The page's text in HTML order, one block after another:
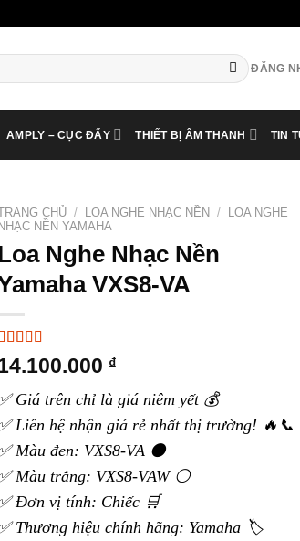
ĐĂNG
AMPLY – CỤC ĐẨY THIẾT BỊ ÂM THANH TIN
CHỦ / LOA NGHE NHẠC NỀN /
LOA NGHE
NHẠC NỀN YAMAHA
Nghe Nhạc Nền
VXS8-VA
trên 5
trên
₫
Giá trên chỉ là giá niêm yết 💰
Liên hệ nhận giá rẻ nhất thị trường! 🔥📞
Màu đen: VXS8-VA ⚫
Màu trắng: VXS8-VAW ⚪
Đơn vị tính: Chiếc 🛒
Thương hiệu chính hãng: Yamaha 🏷️